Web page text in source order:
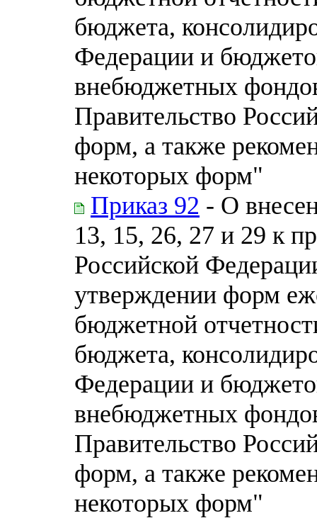
бюджета,
Федерации и
внебюджетных
Правительство
форм, а также
некоторых форм"
Приказ 92 - О
13, 15, 26, 27 и 29 к
Российской
утверждении форм
бюджетной
бюджета,
Федерации и
внебюджетных
Правительство
форм, а также
некоторых форм"